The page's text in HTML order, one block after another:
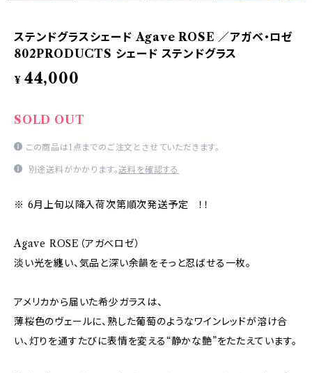
ステンドグラスシェード Agave ROSE ／アガベ・ロゼ
802PRODUCTS シェード ステンドグラス
¥ 44,000
SOLD OUT
この商品は1点までのご注文とさせていただきます。
別途送料がかかります。送料を確認する
※ 6月上旬以降入荷次第順次発送予定 ！！
Agave ROSE（アガベロゼ）
淡い光を纏い、気品と深い余韻をそっと忍ばせる一枚。
アメリカから届いた希少ガラスは、
薄桜色のヴェールに、熟した葡萄のようなワインレッドが溶け合
い、灯りを通すたびに表情を変える“静かな艶”をたたえています。